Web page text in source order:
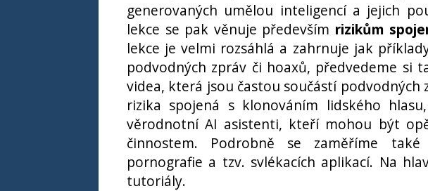
generovaných umělou inteligencí a jejich
lekce se pak věnuje především rizikům
lekce je velmi rozsáhlá a zahrnuje jak
podvodných zpráv či hoaxů, předvedeme si
videa, která jsou častou součástí podvodných
rizika spojená s klonováním lidského
věrodnotní AI asistenti, kteří mohou být
činnostem. Podrobně se zaměříme
pornografie a tzv. svlékacích aplikací. Na
tutoriály.